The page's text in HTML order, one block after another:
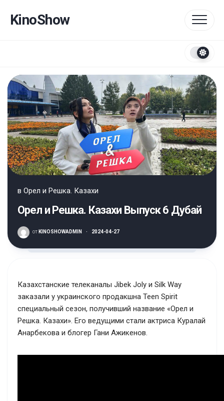
содержанию
KinoShow
в Орел и Решка. Казахи
Орел и Решка. Казахи Выпуск 6 Дубай
от KINOSHOWADMIN · 2024-04-27
Казахстанские телеканалы Jibek Joly и Silk Way
заказали у украинского продакшна Teen Spirit
специальный сезон, получивший название «Орел и
Решка. Казахи». Его ведущими стали актриса Куралай
Анарбекова и блогер Гани Ажикенов.